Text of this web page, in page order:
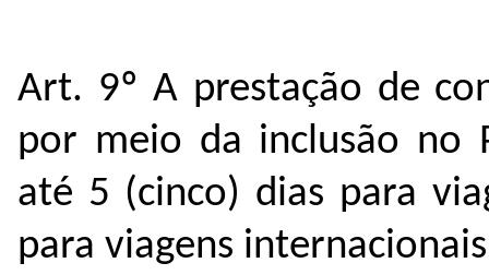
Art. 9º A prestação de
por meio da inclusão no
até 5 (cinco) dias para
para viagens